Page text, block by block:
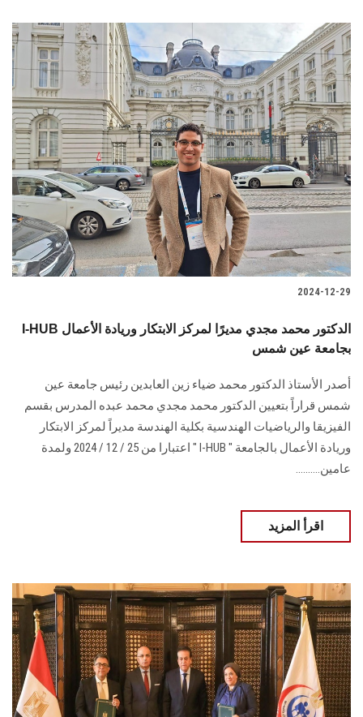
2024-12-29
I-HUB الدكتور محمد مجدي مديرًا لمركز الابتكار وريادة الأعمال
بجامعة عين شمس
أصدر الأستاذ الدكتور محمد ضياء زين العابدين رئيس جامعة عين
شمس قراراً بتعيين الدكتور ‏محمد مجدي محمد عبده المدرس بقسم
الفيزيقا والرياضيات الهندسية بكلية الهندسة مديراً لمركز ‏الابتكار
وريادة الأعمال بالجامعة " ‏I-HUB‏ " اعتبارا من 25 / 12 / 2024 ولمدة
عامين.‏.........
اقرأ المزيد